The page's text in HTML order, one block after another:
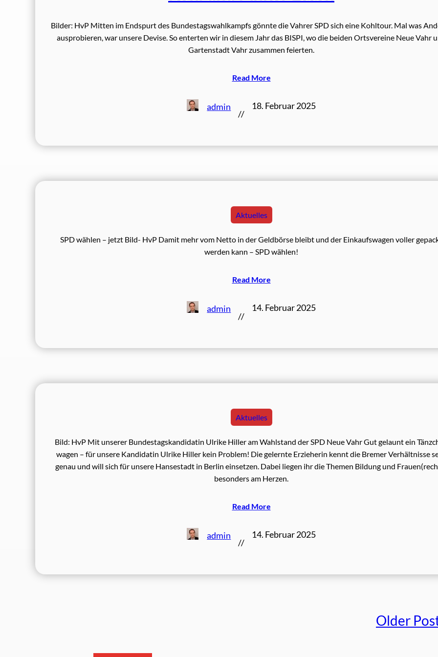
Bilder: HvP Mitten im Endspurt des Bundestagswahlkampfs gönnte die Vahrer SPD sich eine Kohltour. Mal was
ausprobieren, war unsere Devise. So enterten wir in diesem Jahr das BISPI, wo die beiden Ortsvereine Neue Vahr
Gartenstadt Vahr zusammen feierten.
Read More
admin
//
18. Februar 2025
Aktuelles
SPD wählen – jetzt Bild- HvP Damit mehr vom Netto in der Geldbörse bleibt und der Einkaufswagen voller
werden kann – SPD wählen!
Read More
admin
//
14. Februar 2025
Aktuelles
Bild: HvP Mit unserer Bundestagskandidatin Ulrike Hiller am Wahlstand der SPD Neue Vahr Gut gelaunt ein
wagen – für unsere Kandidatin Ulrike Hiller kein Problem! Die gelernte Erzieherin kennt die Bremer Verhältnisse
genau und will sich für unsere Hansestadt in Berlin einsetzen. Dabei liegen ihr die Themen Bildung und
besonders am Herzen.
Read More
admin
//
14. Februar 2025
Older